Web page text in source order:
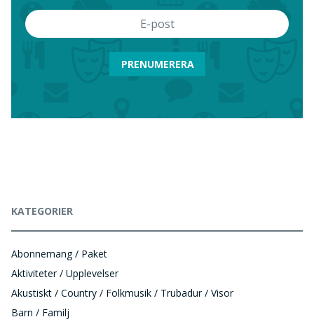
PRENUMERERA
KATEGORIER
Abonnemang / Paket
Aktiviteter / Upplevelser
Akustiskt / Country / Folkmusik / Trubadur / Visor
Barn / Familj